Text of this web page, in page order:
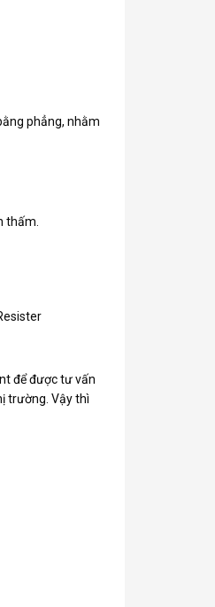
phẳng, nhằm
thấm.
để được tư vấn
trường. Vậy thì